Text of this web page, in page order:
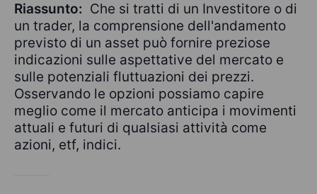
Riassunto: Che si tratti di un Investitore o di
un trader, la comprensione dell'andamento
previsto di un asset può fornire preziose
indicazioni sulle aspettative del mercato e
sulle potenziali fluttuazioni dei prezzi.
Osservando le opzioni possiamo capire
meglio come il mercato anticipa i movimenti
attuali e futuri di qualsiasi attività come
azioni, etf, indici.